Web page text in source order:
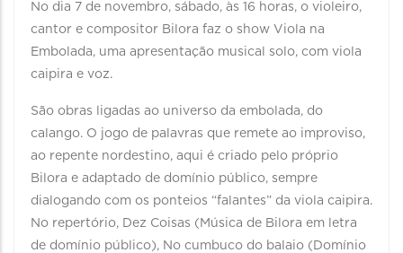
No dia 7 de novembro, sábado, às 16 horas, o violeiro,
cantor e compositor Bilora faz o show Viola na
Embolada, uma apresentação musical solo, com viola
caipira e voz.
São obras ligadas ao universo da embolada, do
calango. O jogo de palavras que remete ao improviso,
ao repente nordestino, aqui é criado pelo próprio
Bilora e adaptado de domínio público, sempre
dialogando com os ponteios “falantes” da viola caipira.
No repertório, Dez Coisas (Música de Bilora em letra
de domínio público), No cumbuco do balaio (Domínio